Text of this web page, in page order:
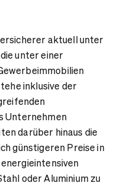
aktuell unter
unter einer
inklusive der
Unternehmen
darüber hinaus die
günstigeren Preise in
oder Aluminium zu